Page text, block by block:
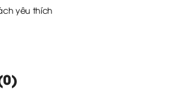
yêu thích